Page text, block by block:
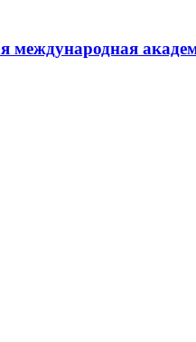
международная